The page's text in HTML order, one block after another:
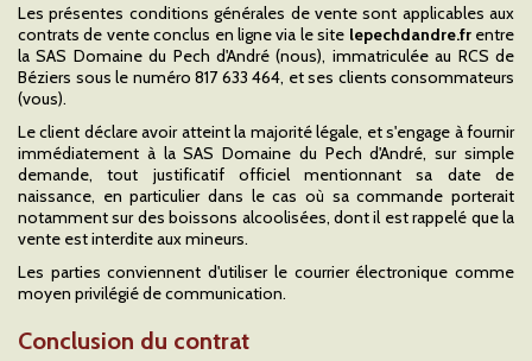
Les présentes conditions générales de vente sont applicables aux
contrats de vente conclus en ligne via le site lepechdandre.frentre
la SAS Domaine du Pech d'André (nous), immatriculée au RCS de
Béziers sous le numéro 817 633 464, et ses clients consommateurs
(vous).
Le client déclare avoir atteint la majorité légale, et s'engage à fournir
immédiatement à la SAS Domaine du Pech d'André, sur simple
demande, tout justificatif officiel mentionnant sa date de
naissance, en particulier dans le cas où sa commande porterait
notamment sur des boissons alcoolisées, dont il est rappelé que la
vente est interdite aux mineurs.
Les parties conviennent d'utiliser le courrier électronique comme
moyen privilégié de communication.
Conclusion du contrat